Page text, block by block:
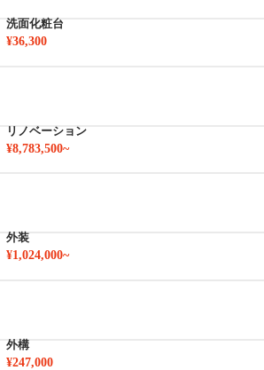
洗面化粧台
¥36,300
リノベーション
¥8,783,500~
外装
¥1,024,000~
外構
¥247,000